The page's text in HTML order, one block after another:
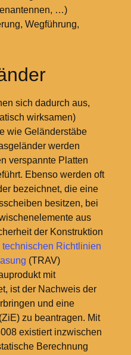
…)
Wegführung,
sich dadurch aus,
wirksamen)
wie Geländerstäbe
werden
verspannte Platten
Ebenso werden oft
bezeichnet, die eine
besitzen, bei
aus
der Konstruktion
technischen Richtlinien
(TRAV)
mit
ist der Nachweis der
und eine
zu beantragen. Mit
existiert inzwischen
Berechnung